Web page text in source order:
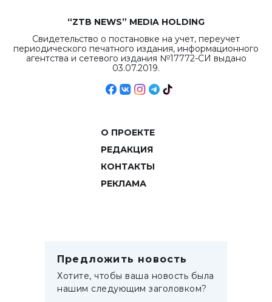
“ZTB NEWS” MEDIA HOLDING
Свидетельство о постановке на учет, переучет
периодического печатного издания, информационного
агентства и сетевого издания №17772-СИ выдано
03.07.2019.
О ПРОЕКТЕ
РЕДАКЦИЯ
КОНТАКТЫ
РЕКЛАМА
Предложить новость
Хотите, чтобы ваша новость была
нашим следующим заголовком?